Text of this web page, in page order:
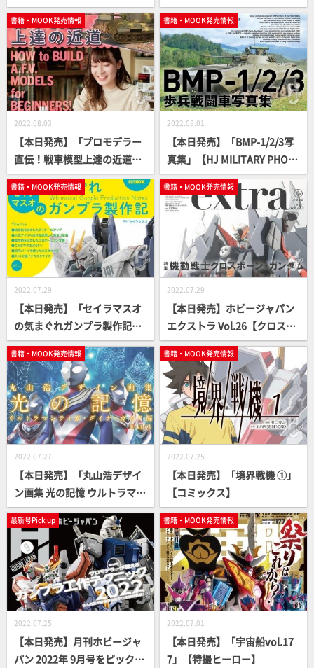
アップ！
HOTO ALBUM】
書籍・MOOK発売情報
2022.08.03
【本日発売】「プロモデラー
直伝！戦車模型上達の近道」
【How To】
書籍・MOOK発売情報
2022.08.01
【本日発売】「BMP-1/2/3写
真集」【HJ MILITARY PHOT
O ALBUM】
書籍・MOOK発売情報
2022.07.29
【本日発売】「セイラマスオ
の気まぐれガンプラ製作記」
【How To】
書籍・MOOK発売情報
2022.07.29
【本日発売】ホビージャパン
エクストラ Vol.26【クロスボ
ーン・ガンダム】
書籍・MOOK発売情報
2022.07.27
【本日発売】「丸山浩デザイ
ン画集 光の記憶 ウルトラマン
ティガ・ダイナ・ガイア編」
【特撮ヒーロー】
書籍・MOOK発売情報
2022.07.25
【本日発売】「境界戦機 ①」
【コミックス】
最新号Pick up
2022.07.25
【本日発売】月刊ホビージャ
パン 2022年 9月号をピックア
書籍・MOOK発売情報
2022.07.01
【本日発売】「宇宙船vol.17
7」【特撮ヒーロー】